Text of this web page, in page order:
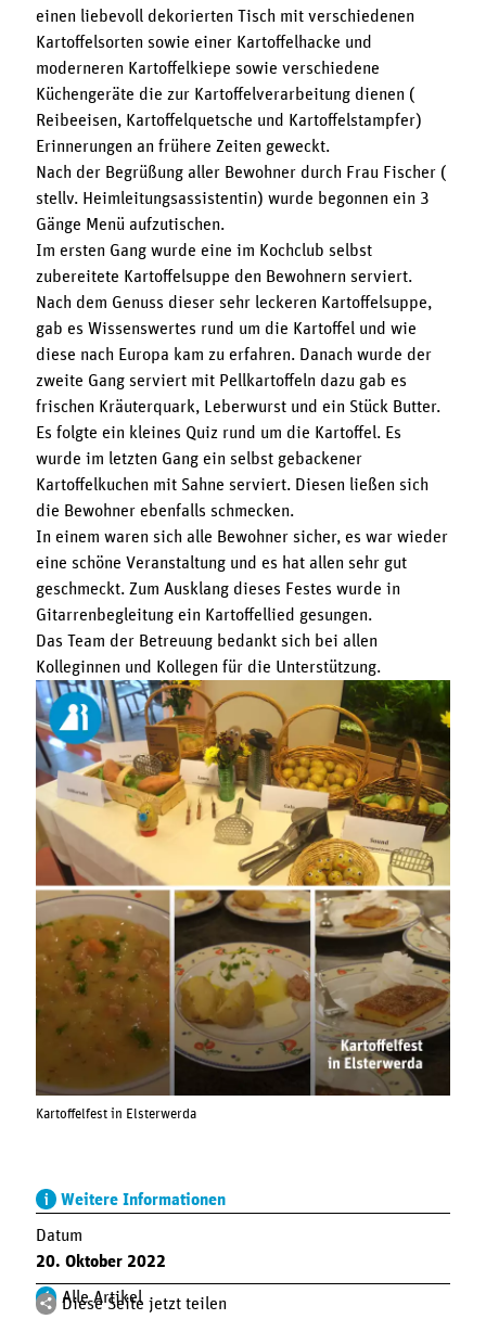
einen liebevoll dekorierten Tisch mit verschiedenen
Kartoffelsorten sowie einer Kartoffelhacke und
moderneren Kartoffelkiepe sowie verschiedene
Küchengeräte die zur Kartoffelverarbeitung dienen (
Reibeeisen, Kartoffelquetsche und Kartoffelstampfer)
Erinnerungen an frühere Zeiten geweckt.
Nach der Begrüßung aller Bewohner durch Frau Fischer (
stellv. Heimleitungsassistentin) wurde begonnen ein 3
Gänge Menü aufzutischen.
Im ersten Gang wurde eine im Kochclub selbst
zubereitete Kartoffelsuppe den Bewohnern serviert.
Nach dem Genuss dieser sehr leckeren Kartoffelsuppe,
gab es Wissenswertes rund um die Kartoffel und wie
diese nach Europa kam zu erfahren. Danach wurde der
zweite Gang serviert mit Pellkartoffeln dazu gab es
frischen Kräuterquark, Leberwurst und ein Stück Butter.
Es folgte ein kleines Quiz rund um die Kartoffel. Es
wurde im letzten Gang ein selbst gebackener
Kartoffelkuchen mit Sahne serviert. Diesen ließen sich
die Bewohner ebenfalls schmecken.
In einem waren sich alle Bewohner sicher, es war wieder
eine schöne Veranstaltung und es hat allen sehr gut
geschmeckt. Zum Ausklang dieses Festes wurde in
Gitarrenbegleitung ein Kartoffellied gesungen.
Das Team der Betreuung bedankt sich bei allen
Kolleginnen und Kollegen für die Unterstützung.
Kartoffelfest in Elsterwerda
Weitere Informationen
Datum
20. Oktober 2022
Alle Artikel
Diese Seite jetzt teilen